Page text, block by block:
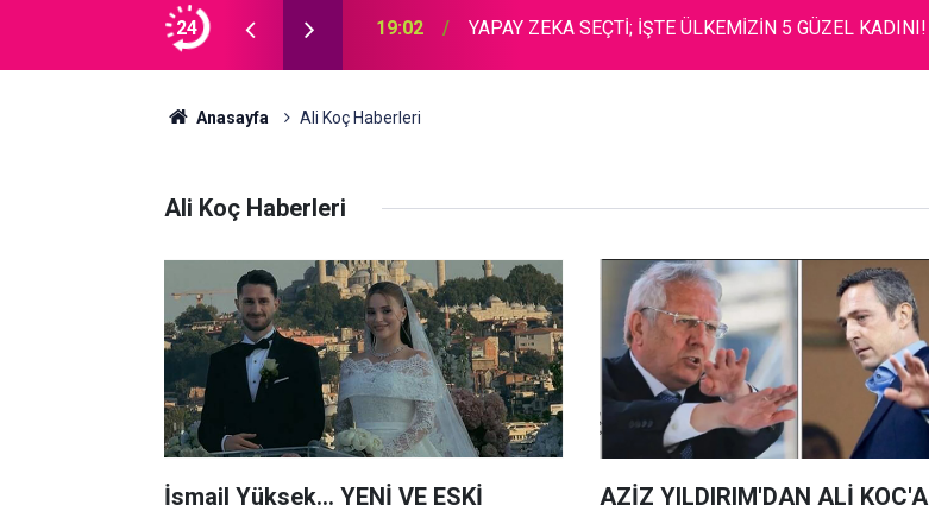
24
BASIN TOPLANTISINDA VERDİ! 19:02 YAPAY ZEKA SEÇTİ; İŞTE ÜLKEMİZİN 5 GÜZEL KADINI!
Anasayfa Ali Koç Haberleri
Ali Koç Haberleri
İsmail Yüksek... YENİ VE ESKİ AZİZ YILDIRIM'DAN ALİ KOÇ'A